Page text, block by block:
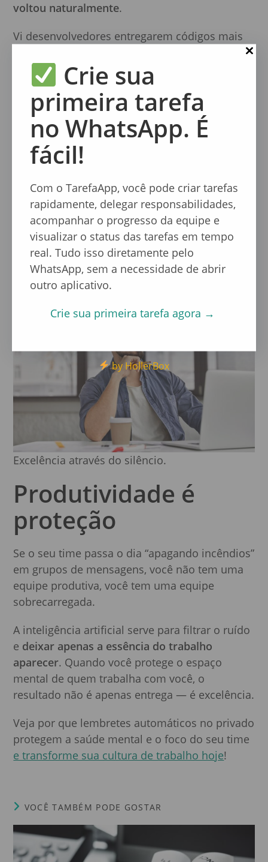
voltou naturalmente.
Vi desenvolvedores entregarem códigos mais
limpos, redatores criarem textos mais densos e
a ansiedade geral do time despencar. Hoje,
entendo que a maior prova de respeito que
posso dar ao meu time é proteger o silêncio
deles.
O TarefaApp me permitiu ser um gestor
presente sem ser um gestor barulhento.
Recuperei a produtividade da equipe não
aumentando as cobranças, mas diminuindo as
interrupções. No final do dia, o silêncio do meu
celular é o som mais nítido de que a empresa
está, finalmente, funcionando em alta
performance.
Excelência através do silêncio.
Produtividade é
proteção
Se o seu time passa o dia “apagando incêndios”
em grupos de mensagens, você não tem uma
equipe produtiva, você tem uma equipe
sobrecarregada.
A inteligência artificial serve para filtrar o ruído
e deixar apenas a essência do trabalho
aparecer. Quando você protege o espaço
mental de quem trabalha com você, o
resultado não é apenas entrega — é excelência.
Veja por que lembretes automáticos no privado
protegem a saúde mental e o foco do seu time
e transforme sua cultura de trabalho hoje!
VOCÊ TAMBÉM PODE GOSTAR
Crie sua
primeira tarefa
no WhatsApp. É
fácil!
Com o TarefaApp, você pode criar tarefas
rapidamente, delegar responsabilidades,
acompanhar o progresso da equipe e
visualizar o status das tarefas em tempo
real. Tudo isso diretamente pelo
WhatsApp, sem a necessidade de abrir
outro aplicativo.
Crie sua primeira tarefa agora →
by HollerBox